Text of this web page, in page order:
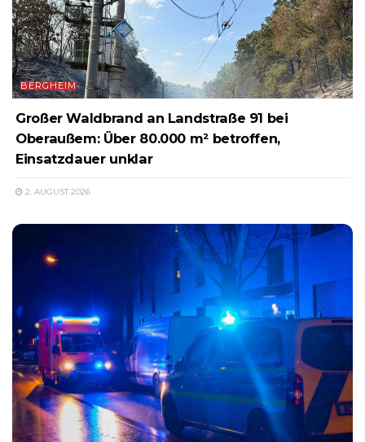
BERGHEIM
Großer Waldbrand an Landstraße 91 bei
Oberaußem: Über 80.000 m² betroffen,
Einsatzdauer unklar
2. AUGUST 2026